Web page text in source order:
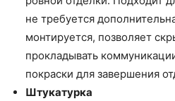
не требуется
монтируется, позволяет
прокладывать
покраски для завершения
Штукатурка